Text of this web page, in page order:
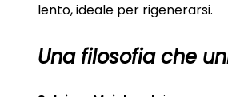
lento, ideale per rigenerarsi.
Una filosofia che